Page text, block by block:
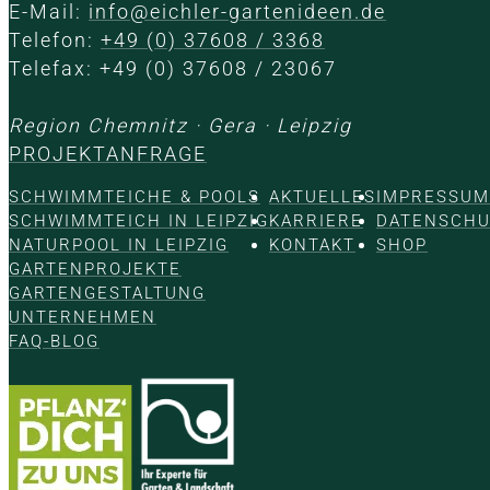
E-Mail: info@eichler-gartenideen.de
Telefon: +49 (0) 37608 / 3368
Telefax: +49 (0) 37608 / 23067
Region Chemnitz · Gera · Leipzig
PROJEKTANFRAGE
SCHWIMMTEICHE & POOLS
SCHWIMMTEICH IN LEIPZIG
NATURPOOL IN LEIPZIG
GARTENPROJEKTE
GARTENGESTALTUNG
UNTERNEHMEN
FAQ-BLOG
AKTUELLES
KARRIERE
KONTAKT
IMPRESSUM
SHOP